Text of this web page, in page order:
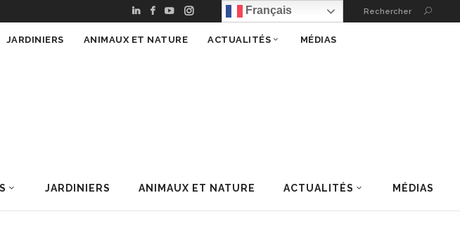
% Nature Français Rechercher
JARDINIERS ANIMAUX ET NATURE ACTUALITÉS MÉDIAS
JARDINIERS ANIMAUX ET NATURE ACTUALITÉS MÉDIAS